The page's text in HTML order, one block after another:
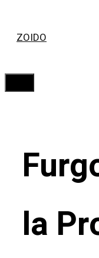
ZOIDO
la